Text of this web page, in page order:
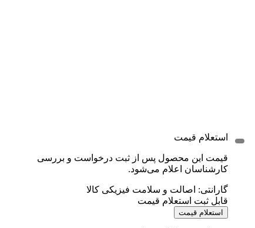
استعلام قیمت
قیمت این محصول پس از ثبت درخواست و بررسی
کارشناسان اعلام می‌شود.
گارانتی: اصالت و سلامت فیزیکی کالا
قابل ثبت استعلام قیمت
استعلام قیمت